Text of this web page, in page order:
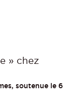
» chez
soutenue le 6